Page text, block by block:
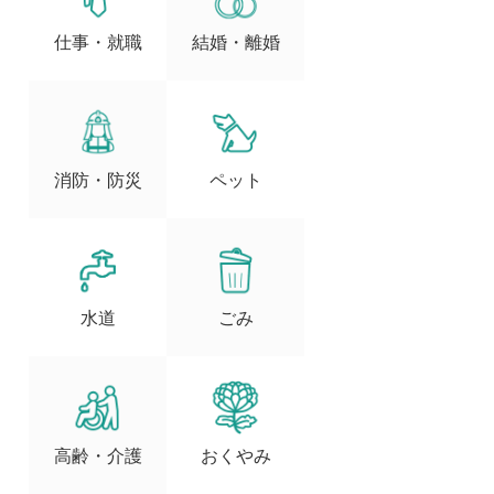
仕事・就職 結婚・離婚
消防・防災 ペット
水道 ごみ
高齢・介護 おくやみ